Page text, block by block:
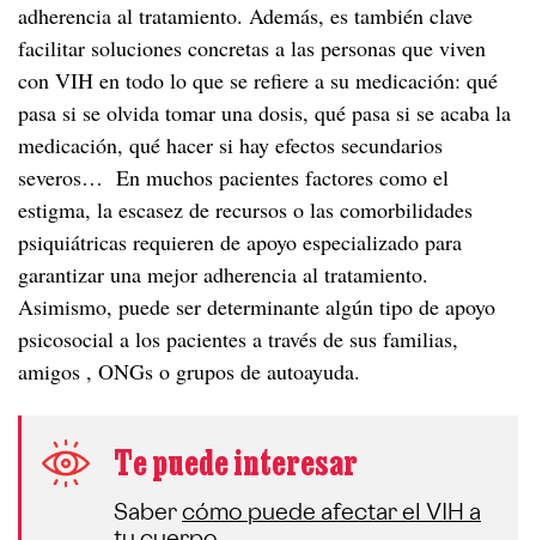
adherencia al tratamiento. Además, es también clave
facilitar soluciones concretas a las personas que viven
con VIH en todo lo que se refiere a su medicación: qué
pasa si se olvida tomar una dosis, qué pasa si se acaba la
medicación, qué hacer si hay efectos secundarios
severos… En muchos pacientes factores como el
estigma, la escasez de recursos o las comorbilidades
psiquiátricas requieren de apoyo especializado para
garantizar una mejor adherencia al tratamiento.
Asimismo, puede ser determinante algún tipo de apoyo
psicosocial a los pacientes a través de sus familias,
amigos , ONGs o grupos de autoayuda.
Te puede interesar
Saber cómo puede afectar el VIH a